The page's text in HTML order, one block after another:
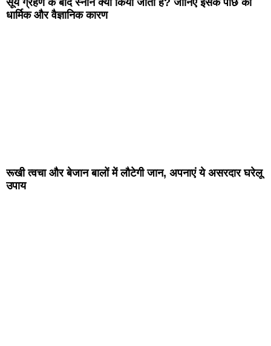
सूर्य ग्रहण के बाद स्नान क्यों किया जाता है? जानिए इसके पीछे का
धार्मिक और वैज्ञानिक कारण
रूखी त्वचा और बेजान बालों में लौटेगी जान, अपनाएं ये असरदार घरेलू
उपाय